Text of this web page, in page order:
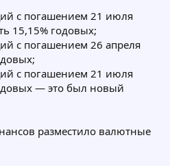
с погашением 21 июля
15,15% годовых;
с погашением 26 апреля
с погашением 21 июля
— это был новый
разместило валютные